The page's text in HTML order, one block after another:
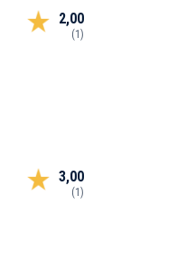
2,00
(1)
3,00
(1)